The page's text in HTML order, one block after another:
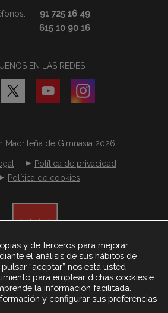
91 725 16 49
615 10 90 16
EN LAS REDES
Madrileña de Gimnasia 2026
Política de privacidad
Política de cookies
y de terceros para mejorar
el análisis de sus hábitos de
“aceptar” nos está usted
para emplear dichas cookies e
la información facilitada.
y configurar sus preferencias